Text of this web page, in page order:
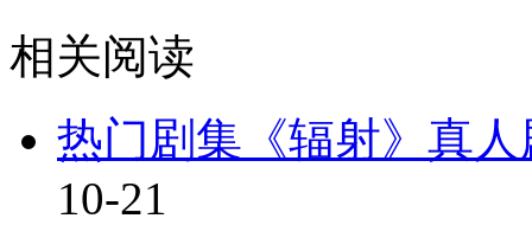
相关阅读
热门剧集《辐射》真
10-21